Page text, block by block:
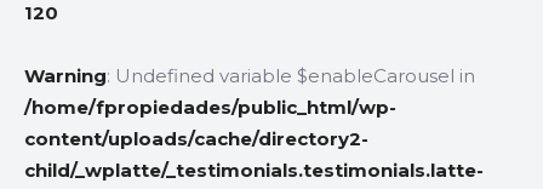
120
Warning: Undefined variable $enableCarousel in
/home/fpropiedades/public_html/wp-
content/uploads/cache/directory2-
child/_wplatte/_testimonials.testimonials.latte-